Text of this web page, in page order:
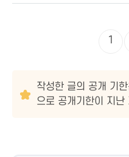
1
작성한 글의 공개 기
으로 공개기한이 지난